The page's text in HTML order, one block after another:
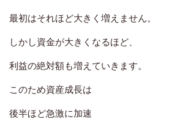
最初はそれほど大きく増えません。
しかし資金が大きくなるほど、
利益の絶対額も増えていきます。
このため資産成長は
後半ほど急激に加速